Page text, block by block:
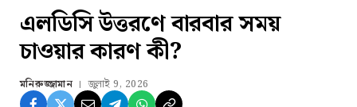
এলডিসি উত্তরণে বারবার সময়
চাওয়ার কারণ কী?
মনিরুজ্জামান জুলাই 9, 2026